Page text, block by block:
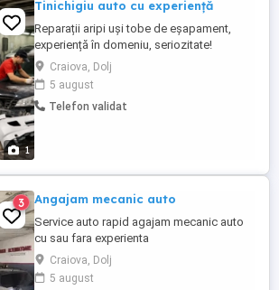
1
Tinichigiu auto cu experiență
Reparații aripi uși tobe de eșapament,
experiență în domeniu, seriozitate!
Craiova, Dolj
5 august
Telefon validat
3 Angajam mecanic auto
Service auto rapid agajam mecanic auto
cu sau fara experienta
Craiova, Dolj
5 august